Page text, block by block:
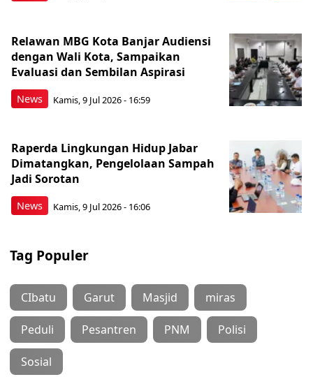
News
Relawan MBG Kota Banjar Audiensi
dengan Wali Kota, Sampaikan
Evaluasi dan Sembilan Aspirasi
Kamis, 9 Jul 2026 - 16:59
News
Raperda Lingkungan Hidup Jabar
Dimatangkan, Pengelolaan Sampah
Jadi Sorotan
Kamis, 9 Jul 2026 - 16:06
Tag Populer
CIbatu Garut Masjid miras
Peduli Pesantren PNM Polisi
Sosial